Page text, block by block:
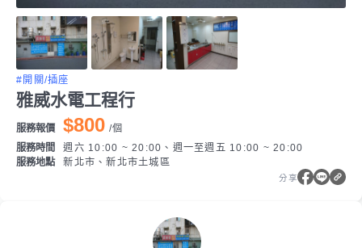
#開關/插座
雅威水電工程行
服務報價 $800 /個
服務時間
週六 10:00 ~ 20:00、週一至週五 10:00 ~ 20:00
服務地點
新北市、新北市土城區
分享